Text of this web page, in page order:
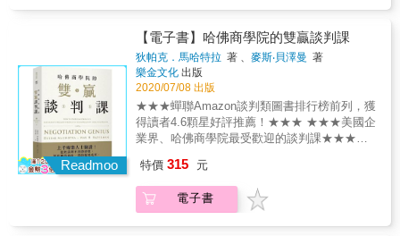
己，了解你真正的強項在哪裡，然後把這個強
項帶入談判中。
談判名師李思恩，手把手傳授你基礎談判心法
風格，各個擊破。加上實戰案例，帶你了解職
場談判原則，創造無限利益，打造雙贏的永續
關係！ & 千家企業指定名師，陪你走出談判的
一片天 & ‧「三要三不」原則： 一要提問找原
因；二要同理找難點；三要引導入對策。 一不
一開口就建議；二不貶低原本喜好；三不語出
威脅恐嚇。 & ‧練習以「體恤型」「探索型」的
／體會／想像你現在的&hellip;&hellip;心情（感
受） ○ 換做是我，我也會跟你有同樣的
&hellip;&hellip;心情（感受） ○ 為什麼
合？ & 談判最怕的不是輸，而是擔心對方不
爽，走下談判桌。 所以，千萬不要只急著談成
交易、急著說服對方、急著想要贏！ 談判雙贏
不是神話，也並非靠妥協與退讓換來的， 活用
本書的「實戰布局」「實用工具」「實況問
答」，讓你在無止境的人生談判賽局中勝出！
& ◤獨創超實用工具，讓你見招拆招◤ 「談判
一二三架構」，帶你設密碼、調頻道、開天
線、解bug、控音量、鋪軌道、查結構 ◎一個
種風格：熟悉運用「個人溝通風格」與「溝通
回應風格」 ◎三項要件：預擬ABC談判架構工
具表，讓談判不失焦 & 由兩岸上千企業指定的
Readmoo
【電子書】哈佛商學院的雙贏談判課
狄帕克．馬哈特拉 著 、麥斯‧貝澤曼 著
樂金文化 出版
2020/07/08 出版
★★★蟬聯Amazon談判類圖書排行榜前列，獲
得讀者4.6顆星好評推薦！★★★ ★★★美國企
業界、哈佛商學院最受歡迎的談判課★★★
書獎」★★★ ★★★《與成功有約》作者史蒂
芬．柯維、領導學之父華倫．班尼斯等大咖重
磅推薦★★★ 我們通常以為， 「共識」，只要
特價 315 元
電子書